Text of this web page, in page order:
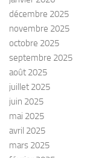
décembre 2025
novembre 2025
octobre 2025
septembre 2025
août 2025
juillet 2025
juin 2025
mai 2025
avril 2025
mars 2025